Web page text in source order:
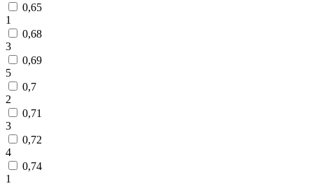
0,65
1
0,68
3
0,69
5
0,7
2
0,71
3
0,72
4
0,74
1